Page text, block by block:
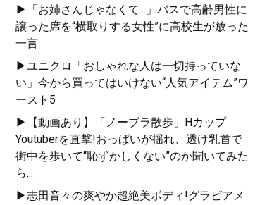
▶「お姉さんじゃなくて...」バスで高齢男性に
譲った席を“横取りする女性”に高校生が放った
一言
▶ユニクロ「おしゃれな人は一切持っていな
い」今から買ってはいけない“人気アイテム”ワ
ースト5
▶【動画あり】「ノーブラ散歩」Hカップ
Youtuberを直撃!おっぱいが揺れ、透け乳首で
街中を歩いて“恥ずかしくない”のか聞いてみた
ら...
▶志田音々の爽やか超絶美ボディ!グラビアメ